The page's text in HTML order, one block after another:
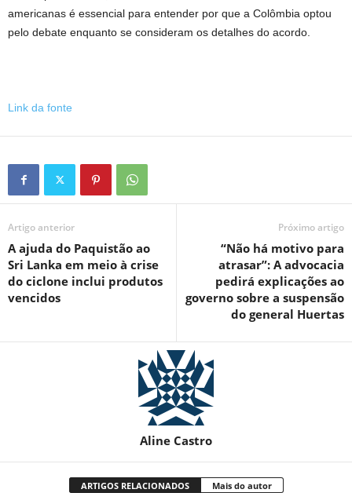
americanas é essencial para entender por que a Colômbia optou
pelo debate enquanto se consideram os detalhes do acordo.
Link da fonte
Artigo anterior
A ajuda do Paquistão ao
Sri Lanka em meio à crise
do ciclone inclui produtos
vencidos
Próximo artigo
“Não há motivo para
atrasar”: A advocacia
pedirá explicações ao
governo sobre a suspensão
do general Huertas
Aline Castro
ARTIGOS RELACIONADOS Mais do autor